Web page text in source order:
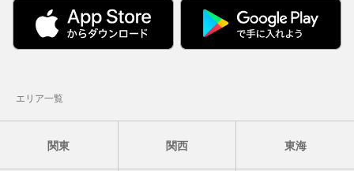
エリア一覧
関東 関西 東海